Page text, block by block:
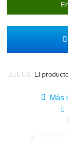
El
Más